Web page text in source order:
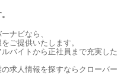
ナビなら、
ご提供いたします。
バイトから正社員まで充実した
求人情報を探すならクローバー